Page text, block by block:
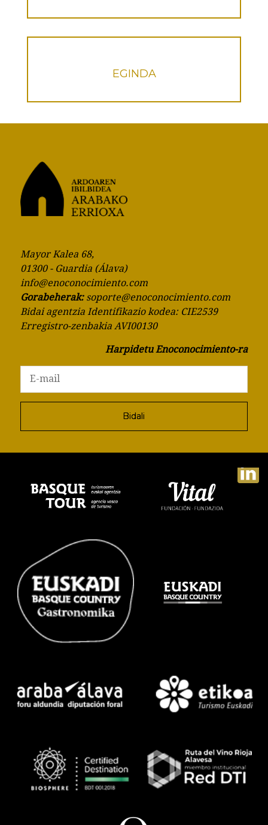
EGINDA
Mayor Kalea 68,
01300 - Guardia (Álava)
info@enoconocimiento.com
Gorabeherak: soporte@enoconocimiento.com
Bidai agentzia Identifikazio kodea: CIE2539
Erregistro-zenbakia AVI00130
Harpidetu Enoconocimiento-ra